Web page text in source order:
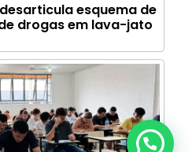
esquema de
drogas em lava-jato
matéria